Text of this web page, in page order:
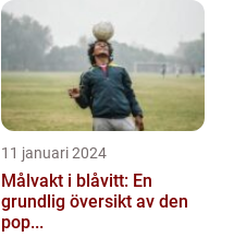
11 januari 2024
Målvakt i blåvitt: En
grundlig översikt av den
pop...